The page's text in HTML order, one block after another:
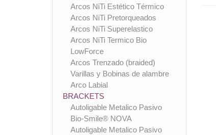
Arcos NiTi Estético Térmico
Arcos NiTi Pretorqueados
Arcos NiTi Superelastico
Arcos NiTi Termico Bio
LowForce
Arcos Trenzado (braided)
Varillas y Bobinas de alambre
Arco Labial
BRACKETS
Autoligable Metalico Pasivo
Bio-Smile® NOVA
Autoligable Metalico Pasivo